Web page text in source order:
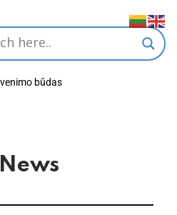
būdas